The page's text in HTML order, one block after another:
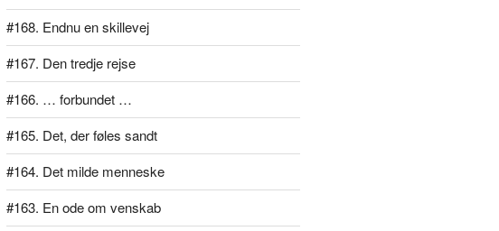
#168. Endnu en skillevej
#167. Den tredje rejse
#166. … forbundet …
#165. Det, der føles sandt
#164. Det milde menneske
#163. En ode om venskab